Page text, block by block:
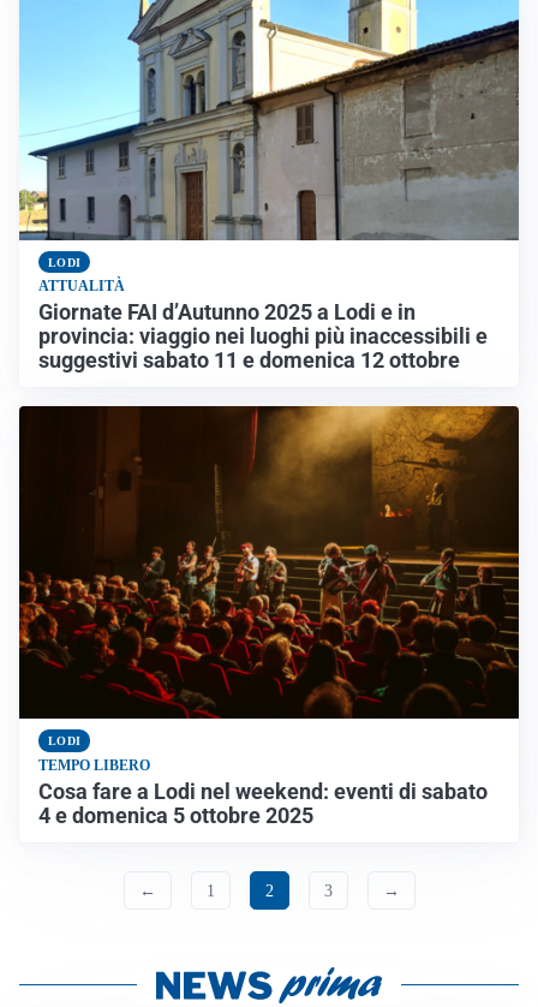
LODI
ATTUALITÀ
Giornate FAI d’Autunno 2025 a Lodi e in
provincia: viaggio nei luoghi più inaccessibili e
suggestivi sabato 11 e domenica 12 ottobre
LODI
TEMPO LIBERO
Cosa fare a Lodi nel weekend: eventi di sabato
4 e domenica 5 ottobre 2025
← 1 2 3 →